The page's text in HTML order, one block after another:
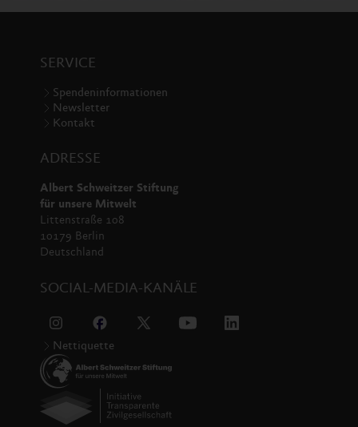
SERVICE
Spendeninformationen
Newsletter
Kontakt
ADRESSE
Albert Schweitzer Stiftung
für unsere Mitwelt
Littenstraße 108
10179 Berlin
Deutschland
SOCIAL-MEDIA-KANÄLE
Nettiquette